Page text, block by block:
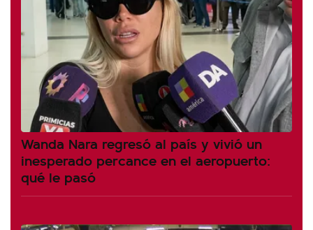
Wanda Nara regresó al país y vivió un
inesperado percance en el aeropuerto:
qué le pasó